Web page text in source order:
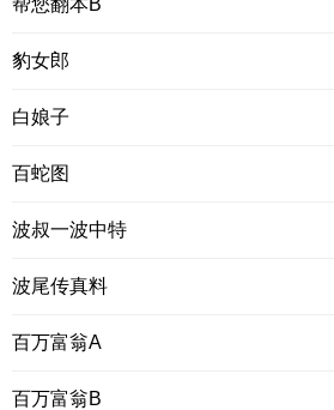
帮您翻本B
豹女郎
白娘子
百蛇图
波叔一波中特
波尾传真料
百万富翁A
百万富翁B